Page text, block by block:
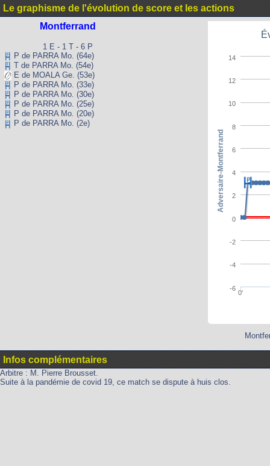
Le graphisme de l'évolution de score et les actions
Montferrand
1 E - 1 T - 6 P
P de PARRA Mo. (64e)
T de PARRA Mo. (54e)
E de MOALA Ge. (53e)
P de PARRA Mo. (33e)
P de PARRA Mo. (30e)
P de PARRA Mo. (25e)
P de PARRA Mo. (20e)
P de PARRA Mo. (2e)
0'
-6
-4
-2
0
2
4
6
8
10
12
14
Adversaire-Montferrand
Infos complémentaires
Arbitre : M. Pierre Brousset.
Suite à la pandémie de covid 19, ce match se dispute à huis clos.